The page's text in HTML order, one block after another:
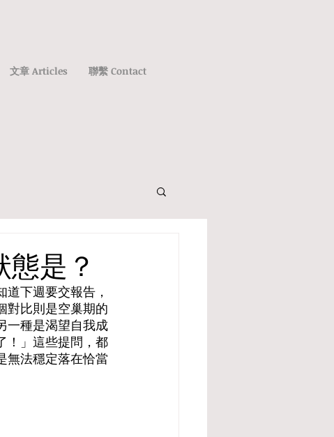
文章 Articles 聯繫 Contact
是？
下週要交報告，
對比則是空巢期的
一種是渴望自我成
！」這些提問，都
無法穩定落在恰當